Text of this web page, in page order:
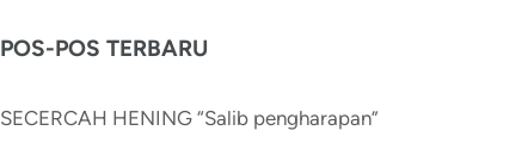
POS-POS TERBARU
SECERCAH HENING “Salib pengharapan”